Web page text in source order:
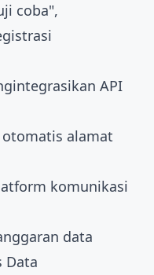
coba",
API
alamat
komunikasi
data
Data